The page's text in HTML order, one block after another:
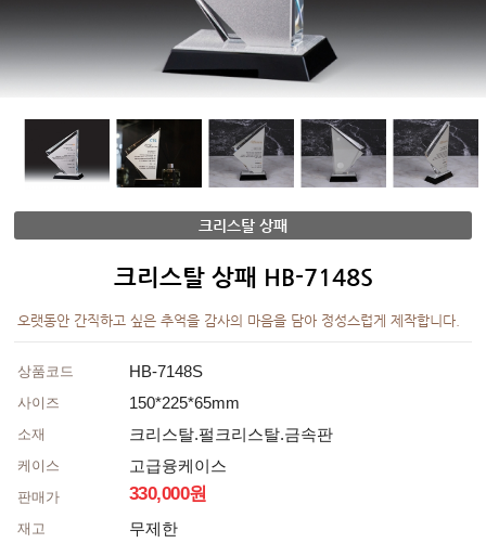
크리스탈 상패
크리스탈 상패 HB-7148S
오랫동안 간직하고 싶은 추억을 감사의 마음을 담아 정성스럽게 제작합니다.
상품코드 HB-7148S
사이즈 150*225*65mm
소재 크리스탈.펄크리스탈.금속판
케이스 고급융케이스
판매가 330,000원
재고 무제한